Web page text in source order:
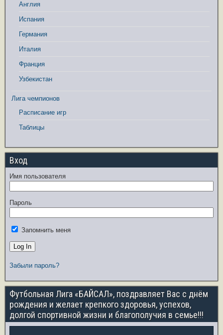
Англия
Испания
Германия
Италия
Франция
Узбекистан
Лига чемпионов
Расписание игр
Таблицы
Вход
Имя пользователя
Пароль
Запомнить меня
Забыли пароль?
Футбольная Лига «БАЙСАЛ», поздравляет Вас с днём
рождения и желает крепкого здоровья, успехов,
долгой спортивной жизни и благополучия в семье!!!